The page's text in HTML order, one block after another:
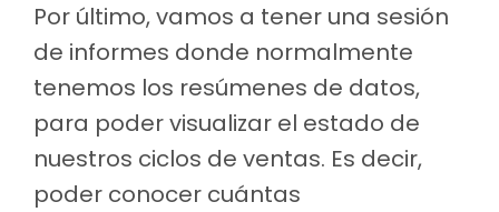
Por último, vamos a tener una sesión
de informes donde normalmente
tenemos los resúmenes de datos,
para poder visualizar el estado de
nuestros ciclos de ventas. Es decir,
poder conocer cuántas